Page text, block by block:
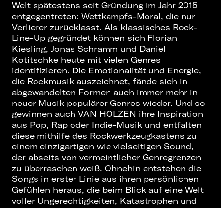
Welt spätestens seit Gründung im Jahr 2015
entgegentreten: Wettkampfs-Moral, die nur
Verlierer zurücklasst. Als klassisches Rock-
Line-Up gegründet können sich Florian
Kiesling, Jonas Schramm und Daniel
Kotitschke heute mit vielen Genres
identifizieren. Die Emotionalität und Energie,
die Rockmusik auszeichnet, fände sich in
abgewandelten Formen auch immer mehr in
neuer Musik populärer Genres wieder. Und so
gewinnen auch VAN HOLZEN ihre Inspiration
aus Pop, Rap oder Indie-Musik und entfalten
diese mithilfe des Rockwerkzeugkastens zu
einem einzigartigen wie vielseitigen Sound,
der abseits von vermeintlicher Genregrenzen
zu überraschen weiß. Ohnehin entstehen die
Songs in erster Linie aus ihren persönlichen
Gefühlen heraus, die beim Blick auf eine Welt
voller Ungerechtigkeiten, Katastrophen und